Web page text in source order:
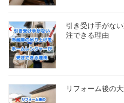
引き受け手がな
注できる理由
リフォーム後の